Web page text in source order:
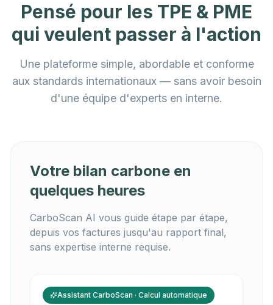
Pensé pour les TPE & PME
qui veulent passer à l'action
Une plateforme simple, abordable et conforme
aux standards internationaux — sans avoir besoin
d'une équipe d'experts en interne.
Votre bilan carbone en
quelques heures
CarboScan AI vous guide étape par étape,
depuis vos factures jusqu'au rapport final,
sans expertise interne requise.
Assistant CarboScan · Calcul automatique